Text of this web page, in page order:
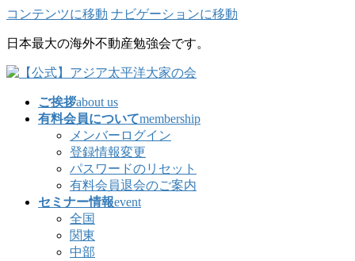
コンテンツに移動 ナビゲーションに移動
日本最大の海外不動産勉強会です。
ご挨拶about us
有料会員についてmembership
メンバーログイン
登録情報変更
パスワードのリセット
有料会員退会のご案内
セミナー情報event
全国
関東
中部